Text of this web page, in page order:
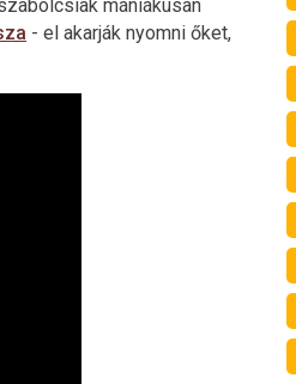
mániákusan
- el akarják nyomni őket,